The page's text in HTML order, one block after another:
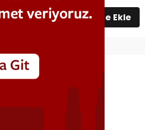
Hemen Al Sepete Ekle
YENI